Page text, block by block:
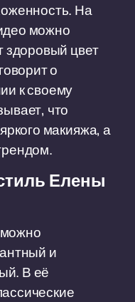
На
можно
здоровый цвет
о
к своему
что
макияжа, а
Елены
и
В её